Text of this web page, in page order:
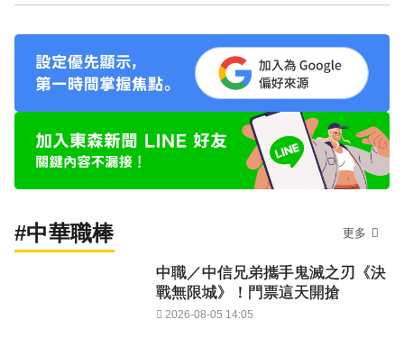
#中華職棒 更多
中職／中信兄弟攜手鬼滅之刃《決
戰無限城》！門票這天開搶
2026-08-05 14:05